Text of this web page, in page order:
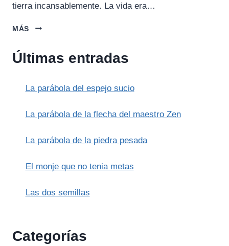
tierra incansablemente. La vida era…
MÁS
HERMANDAD,
METAMORFOSIS
Últimas entradas
La parábola del espejo sucio
La parábola de la flecha del maestro Zen
La parábola de la piedra pesada
El monje que no tenia metas
Las dos semillas
Categorías